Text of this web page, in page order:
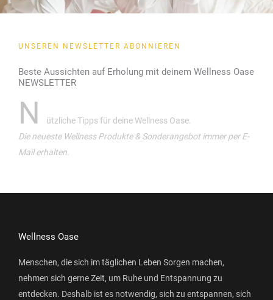
UNSEREN NEWSLETTER ABONNIEREN
Beste Aussichten auf Erholung mit deinem Wellness Oase
NEWSLETTER
N
ützliche Tipps für deine Wellness Oase.
Die neueste Wellness Produkte & Sonderangebot immer per E-
Mail erhalten.
Wellness Oase
Menschen, die sich im täglichen Leben Sorgen machen,
nehmen sich gerne Zeit, um Ruhe und Entspannung zu
entdecken. Deshalb ist es notwendig, sich zu entspannen, sich